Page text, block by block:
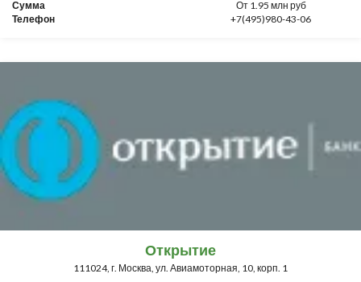
Сумма
От 1.95 млн руб
Телефон
+7(495)980-43-06
Открытие
111024, г. Москва, ул. Авиамоторная, 10, корп. 1